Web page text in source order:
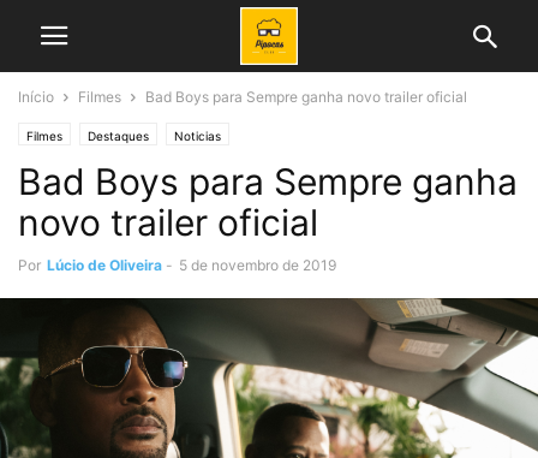
Início Filmes Bad Boys para Sempre ganha novo trailer oficial
Filmes Destaques Noticias
Bad Boys para Sempre ganha
novo trailer oficial
Por Lúcio de Oliveira - 5 de novembro de 2019